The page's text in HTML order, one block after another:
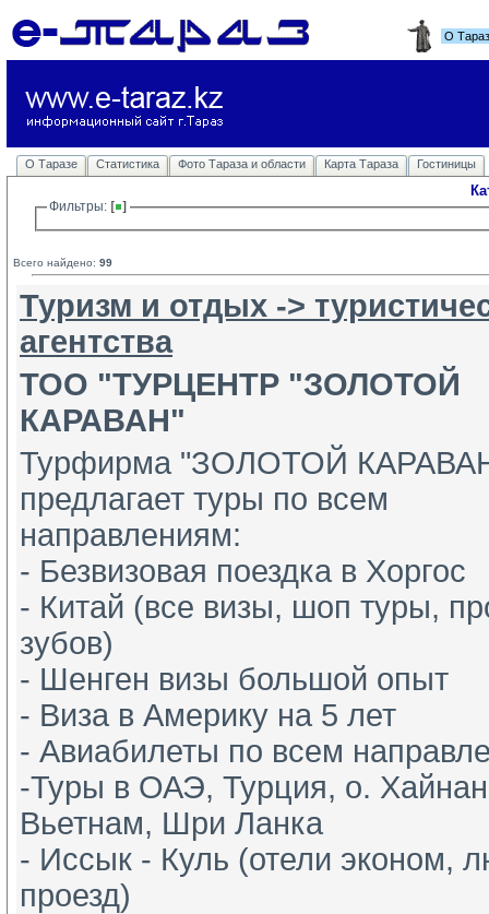
О
О Таразе Статистика Фото Тараза и области Карта Тараза Гостиницы
Фильтры:
Всего найдено: 99
Туризм и отдых ->
агентства
ТОО "ТУРЦЕНТР "ЗОЛОТОЙ
КАРАВАН"
Турфирма "ЗОЛОТОЙ
предлагает туры по всем
направлениям:
- Безвизовая поездка в Хоргос
- Китай (все визы, шоп туры,
зубов)
- Шенген визы большой опыт
- Виза в Америку на 5 лет
- Авиабилеты по всем
-Туры в ОАЭ, Турция, о.
Вьетнам, Шри Ланка
- Иссык - Куль (отели эконом,
проезд)